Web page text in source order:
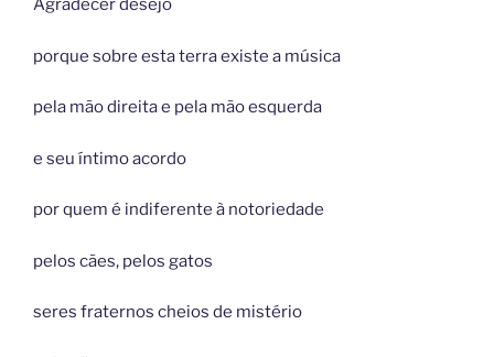
Agradecer desejo
porque sobre esta terra existe a música
pela mão direita e pela mão esquerda
e seu íntimo acordo
por quem é indiferente à notoriedade
pelos cães, pelos gatos
seres fraternos cheios de mistério